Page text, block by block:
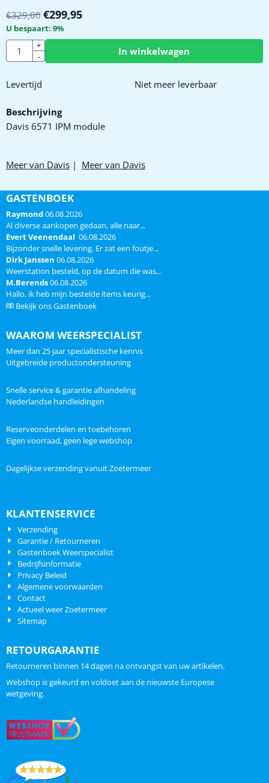
€329,00 €299,95
U bespaart: 9%
Aantal
+
-
In winkelwagen
Levertijd Niet meer leverbaar
Beschrijving
Davis 6571 IPM module
Meer van Davis | Meer van Davis
GASTENBOEK
Raymond06.08.2026
Al diverse aankopen gedaan, alle naar...
Evert Veenendaal 06.08.2026
Bijzonder snelle levering. Er zat een foutje...
Dirk Janssen 06.08.2026
Weerstation besteld, op de datum die was...
M.Berends06.08.2026
Hallo, ik heb mijn bestelde items keurig...
Bekijk ons Gastenboek
WAAROM WEERSPECIALIST
Meer dan 25 jaar specialistische kennis
Uitgebreide productondersteuning
Snelle service & garantie afhandeling
Nederlandse handleidingen
Reserveonderdelen en toebehoren
Eigen voorraad, geen lege webshop
Dagelijkse verzending vanuit Zoetermeer
KLANTENSERVICE
Verzending
Garantie / Retourneren
Gastenboek Weerspecialist
Bedrijfsinformatie
Privacy Beleid
Algemene voorwaarden
Contact
Actueel weer Zoetermeer
Sitemap
RETOURGARANTIE
Retourneren binnen 14 dagen na ontvangst van uw artikelen.
Webshop is gekeurd en voldoet aan de nieuwste Europese
wetgeving.